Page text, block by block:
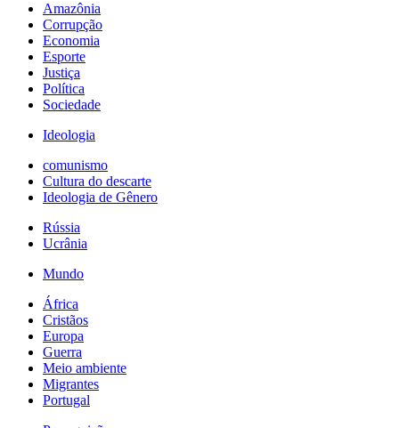
Amazônia
Corrupção
Economia
Esporte
Justiça
Política
Sociedade
Ideologia
comunismo
Cultura do descarte
Ideologia de Gênero
Rússia
Ucrânia
Mundo
África
Cristãos
Europa
Guerra
Meio ambiente
Migrantes
Portugal